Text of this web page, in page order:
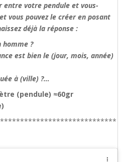
entre votre pendule et vous-
vous pouvez le créer en posant
déjà la réponse :
homme ?
est bien le (jour, mois, année)
à (ville) ?…
(pendule) ≈60gr